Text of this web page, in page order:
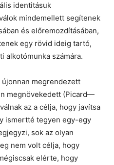
identitásuk
mindemellett segítenek
és előremozdításában,
egy rövid ideig tartó,
alkotómunka számára.
megrendezett
megnövekedett (Picard—
az a célja, hogy javítsa
ismertté tegyen egy-egy
sok az olyan
nem volt célja, hogy
elérte, hogy